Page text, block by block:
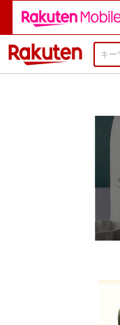
楽天市場